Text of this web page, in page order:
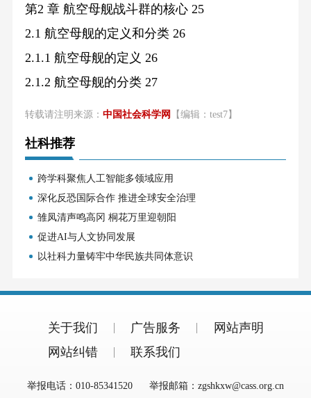
第2 章 航空母舰战斗群的核心 25
2.1 航空母舰的定义和分类 26
2.1.1 航空母舰的定义 26
2.1.2 航空母舰的分类 27
转载请注明来源： 中国社会科学网 【编辑：test7】
社科推荐
跨学科聚焦人工智能多领域应用
深化反恐国际合作 推进全球安全治理
雏凤清声鸣高冈 桐花万里迎朝阳
促进AI与人文协同发展
以社科力量铸牢中华民族共同体意识
关于我们 广告服务
网站声明
网站纠错
联系我们
举报电话：010-85341520 举报邮箱：zgshkxw@cass.org.cn